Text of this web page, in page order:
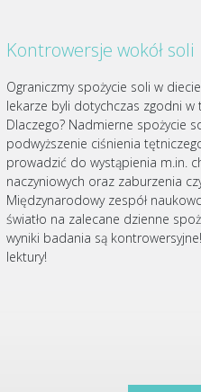
Kontrowersje wokół soli
Ograniczmy spożycie soli w
lekarze byli dotychczas zgodni w
Dlaczego? Nadmierne spożycie
podwyższenie ciśnienia
prowadzić do wystąpienia m.in.
naczyniowych oraz zaburzenia
Międzynarodowy zespół
światło na zalecane dzienne
wyniki badania są
lektury!